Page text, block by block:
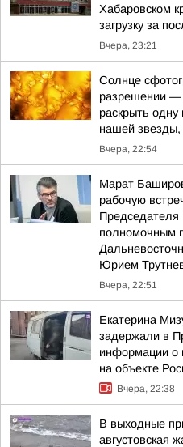
Хабаровском
загрузку за
Вчера, 23:21
Солнце
разрешении —
раскрыть
нашей
Вчера, 22:54
Марат
рабочую
Председателя
полномочным
Юрием
Вчера, 22:51
Екатерина
задержали в
информации о
на объекте
Вчера, 22:38
В выходные
августовская